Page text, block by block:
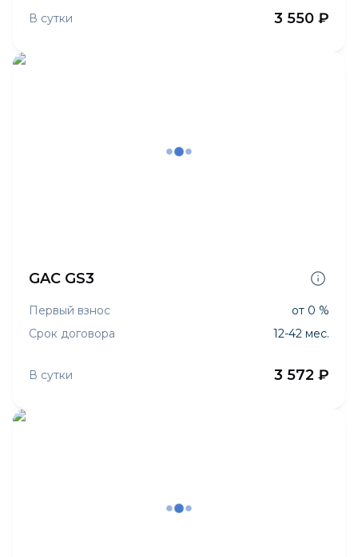
В сутки 3 550 ₽
GAC GS3
Первый взнос
от 0 %
Срок договора
12-42 мес.
В сутки 3 572 ₽